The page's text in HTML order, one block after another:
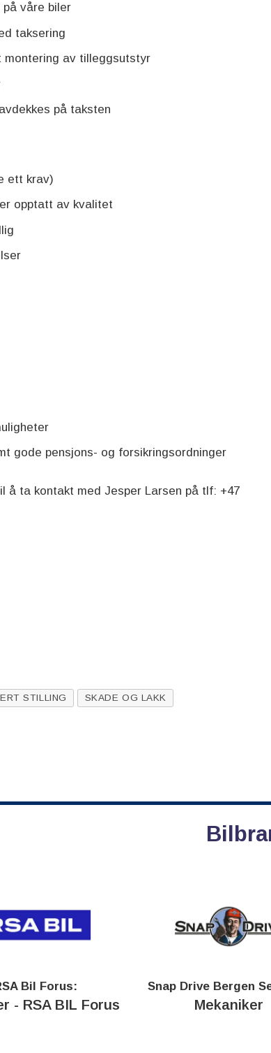
på våre biler
taksering
montering av tilleggsutstyr
på taksten
ett krav)
opptatt av kvalitet
gode pensjons- og forsikringsordninger
å ta kontakt med Jesper Larsen på tlf: +47
STILLING SKADE OG LAKK
Bil Forus:
- RSA BIL Forus
Snap Drive Bergen
Mekaniker